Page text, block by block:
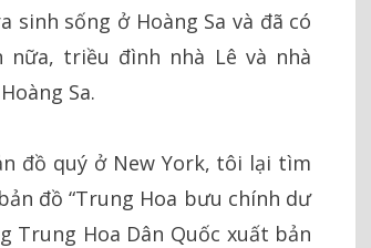
sinh sống ở Hoàng Sa và đã có
nữa, triều đình nhà Lê và nhà
Sa.
đồ quý ở New York, tôi lại tìm
đồ “Trung Hoa bưu chính dư
Trung Hoa Dân Quốc xuất bản